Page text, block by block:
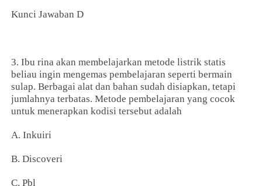
Kunci Jawaban D
3. Ibu rina akan membelajarkan metode listrik statis
beliau ingin mengemas pembelajaran seperti bermain
sulap. Berbagai alat dan bahan sudah disiapkan, tetapi
jumlahnya terbatas. Metode pembelajaran yang cocok
untuk menerapkan kodisi tersebut adalah
A. Inkuiri
B. Discoveri
C. Pbl